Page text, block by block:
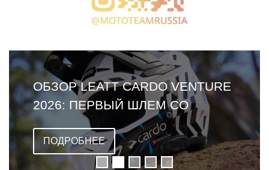
ОБЗОР LEATT CARDO VENTURE
2026: ПЕРВЫЙ ШЛЕМ СО
ВСТРОЕННОЙ ГАРНИТУРОЙ
ПОДРОБНЕЕ